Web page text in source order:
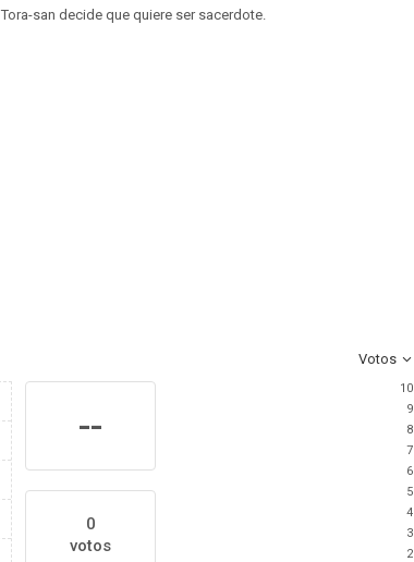
san decide que quiere ser sacerdote.
Votos
--
0
votos
10
9
8
7
6
5
4
3
2